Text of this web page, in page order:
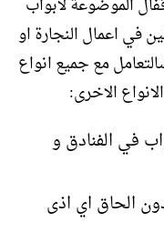
في اعمال النجارة او
مع جميع انواع
الاخرى:
في الفنادق و
الحاق اي اذى